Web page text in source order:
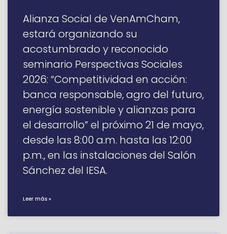
Alianza Social de VenAmCham,
estará organizando su
acostumbrado y reconocido
seminario Perspectivas Sociales
2026: “Competitividad en acción:
banca responsable, agro del futuro,
energía sostenible y alianzas para
el desarrollo” el próximo 21 de mayo,
desde las 8:00 a.m. hasta las 12:00
p.m., en las instalaciones del Salón
Sánchez del IESA.
Leer más »